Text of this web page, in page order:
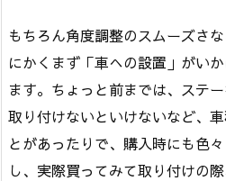
もちろん角度調整のスムーズさ
にかくまず「車への設置」がい
ます。ちょっと前までは、ステ
取り付けないといけないなど、
とがあったりで、購入時にも色
し、実際買ってみて取り付けの